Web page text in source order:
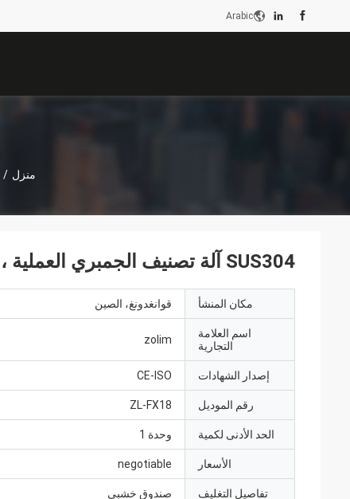
Arabic
منزل /
SUS304 آلة تصنيف الجمبري العملية ، تصنيف الجمبري المضاد للتآكل
مكان المنشأ قوانغدونغ، الصين
اسم العلامة
التجارية
zolim
إصدار الشهادات CE-ISO
رقم الموديل ZL-FX18
الحد الأدنى لكمية وحدة 1
الأسعار negotiable
تفاصيل التغليف صندوق خشبي